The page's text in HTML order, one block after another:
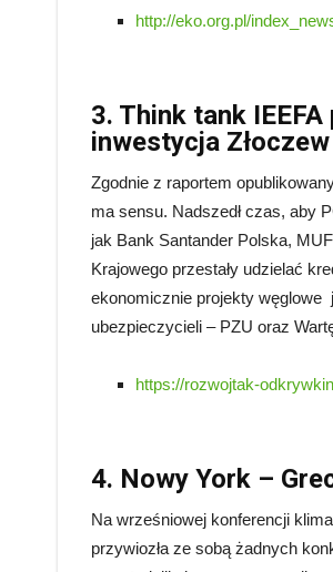
http://eko.org.pl/
3. Think tank
inwestycja
Zgodnie z raportem
ma sensu. Nadszedł czas, aby
jak Bank Santander Polska,
Krajowego przestały udzielać
ekonomicznie projekty węglowe
ubezpieczycieli – PZU oraz
https://rozwojtak-
4. Nowy York –
Na wrześniowej konferencji
przywiozła ze sobą żadnych